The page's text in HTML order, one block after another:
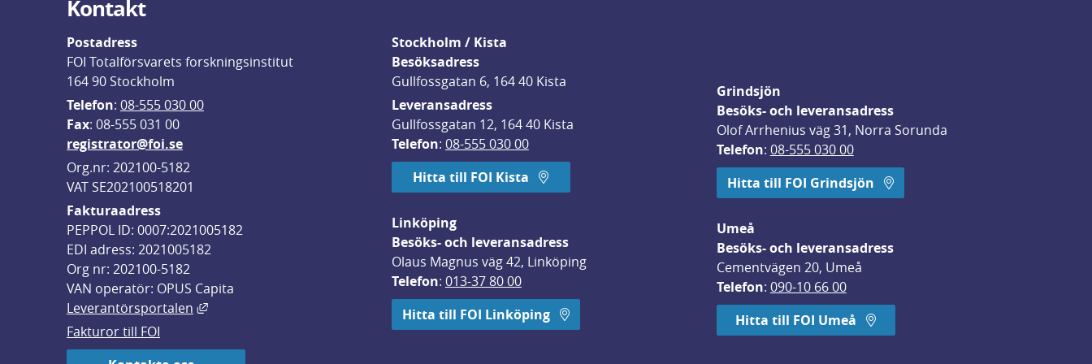
Kontakt
Postadress
FOI Totalförsvarets forskningsinstitut
164 90 Stockholm
Telefon: 08-555 030 00
Fax: 08-555 031 00
registrator@foi.se
Org.nr: 202100-5182
VAT SE202100518201
Fakturaadress
PEPPOL ID: 0007:2021005182
EDI adress: 2021005182
Org nr: 202100-5182
VAN operatör: OPUS Capita
Leverantörsportalen
Länk till annan webbplats, öppnas i nytt fönster.
Fakturor till FOI
Stockholm / Kista
Besöksadress
Gullfossgatan 6, 164 40 Kista
Leveransadress
Gullfossgatan 12, 164 40 Kista
Telefon: 08-555 030 00
Hitta till FOI Kista
Linköping
Besöks- och leveransadress
Olaus Magnus väg 42, Linköping
Telefon: 013-37 80 00
Hitta till FOI Linköping
Grindsjön
Besöks- och leveransadress
Olof Arrhenius väg 31, Norra Sorunda
Telefon: 08-555 030 00
Hitta till FOI Grindsjön
Umeå
Besöks- och leveransadress
Cementvägen 20, Umeå
Telefon: 090-10 66 00
Hitta till FOI Umeå